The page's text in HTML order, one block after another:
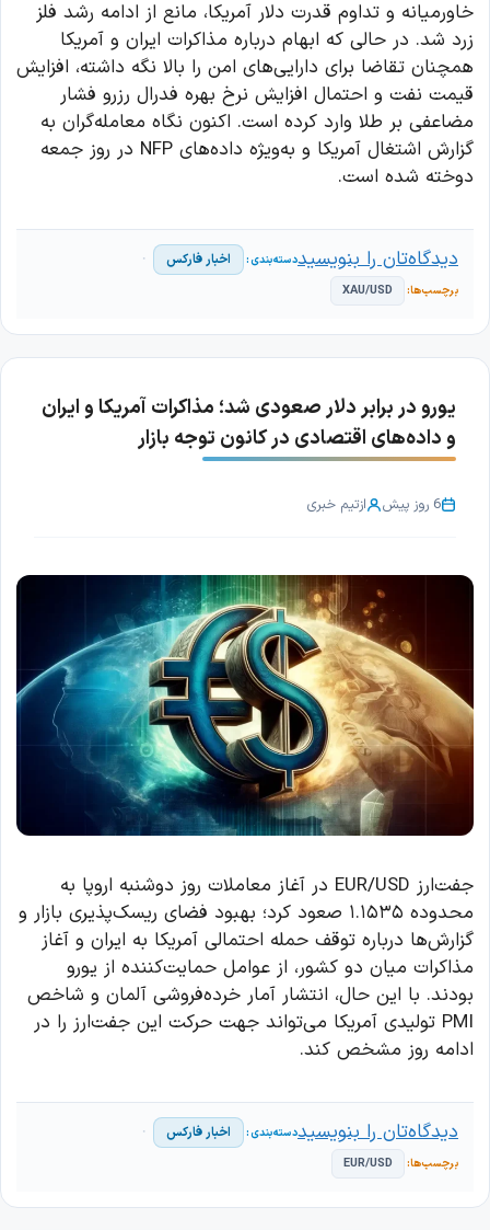
خاورمیانه و تداوم قدرت دلار آمریکا، مانع از ادامه رشد فلز
زرد شد. در حالی که ابهام درباره مذاکرات ایران و آمریکا
همچنان تقاضا برای دارایی‌های امن را بالا نگه داشته، افزایش
قیمت نفت و احتمال افزایش نرخ بهره فدرال رزرو فشار
مضاعفی بر طلا وارد کرده است. اکنون نگاه معامله‌گران به
گزارش اشتغال آمریکا و به‌ویژه داده‌های NFP در روز جمعه
دوخته شده است.
اخبار فارکس
XAU/USD
دیدگاه‌تان را بنویسید
یورو در برابر دلار صعودی شد؛ مذاکرات آمریکا و ایران
و داده‌های اقتصادی در کانون توجه بازار
6 روز پیش ازتیم خبری
جفت‌ارز EUR/USD در آغاز معاملات روز دوشنبه اروپا به
محدوده ۱.۱۵۳۵ صعود کرد؛ بهبود فضای ریسک‌پذیری بازار و
گزارش‌ها درباره توقف حمله احتمالی آمریکا به ایران و آغاز
مذاکرات میان دو کشور، از عوامل حمایت‌کننده از یورو
بودند. با این حال، انتشار آمار خرده‌فروشی آلمان و شاخص
PMI تولیدی آمریکا می‌تواند جهت حرکت این جفت‌ارز را در
ادامه روز مشخص کند.
اخبار فارکس
EUR/USD
دیدگاه‌تان را بنویسید